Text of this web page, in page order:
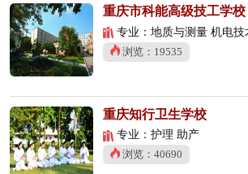
重庆市科能高级技工学校
专业：地质与测量 机电技术应用 数控技
浏览：19535
重庆知行卫生学校
专业：护理 助产
浏览：40690